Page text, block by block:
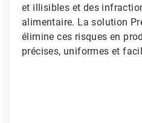
et illisibles et des
alimentaire. La solution
élimine ces risques en
précises, uniformes et